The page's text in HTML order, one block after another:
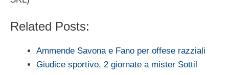
Related Posts:
Ammende Savona e Fano per offese razziali
Giudice sportivo, 2 giornate a mister Sottil